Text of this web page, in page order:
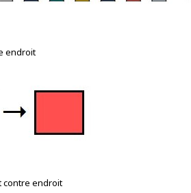
endroit
contre endroit